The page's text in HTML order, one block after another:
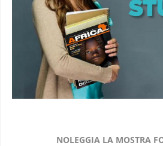
NOLEGGIA LA MOSTRA